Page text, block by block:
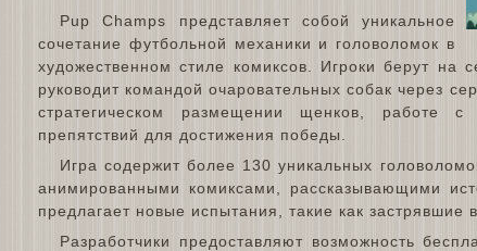
Pup Champs представляет собой уникальное
сочетание футбольной механики и головоломок в
художественном стиле комиксов. Игроки берут на
руководит командой очаровательных собак через
стратегическом размещении щенков, работе
препятствий для достижения победы.
Игра содержит более 130 уникальных
анимированными комиксами, рассказывающими
предлагает новые испытания, такие как
Разработчики предоставляют возможность